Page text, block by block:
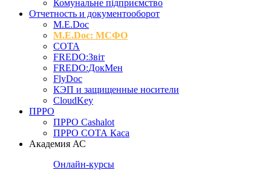
Комунальне підприємство
Отчетность и документооборот
M.Е.Doc
M.E.Doc: МСФО
СОТА
FREDO:Звіт
FREDO:ДокМен
FlyDoc
КЭП и защищенные носители
CloudKey
ПРРО
ПРРО Cashalot
ПРРО СОТА Каса
Академия АС
Онлайн-курсы